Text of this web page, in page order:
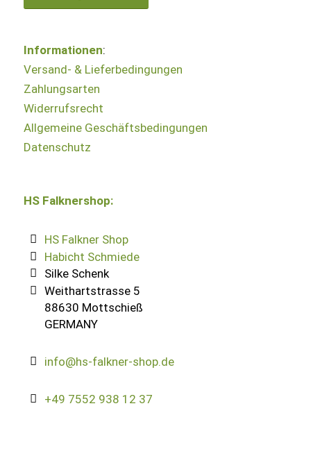
Informationen:
Versand- & Lieferbedingungen
Zahlungsarten
Widerrufsrecht
Allgemeine Geschäftsbedingungen
Datenschutz
HS Falknershop:
HS Falkner Shop
Habicht Schmiede
Silke Schenk
Weithartstrasse 5
88630 Mottschieß
GERMANY
info@hs-falkner-shop.de
+49 7552 938 12 37